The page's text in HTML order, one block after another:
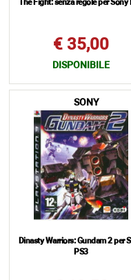
The Fight: senza regole per Sony
€ 35,00
DISPONIBILE
SONY
Dinasty Warriors: Gundam 2 per
PS3